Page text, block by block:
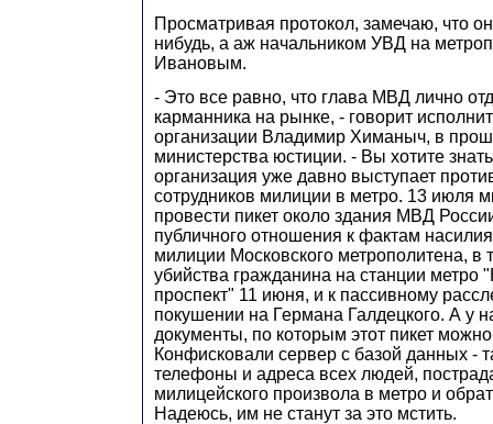
Просматривая протокол, замечаю, что
нибудь, а аж начальником УВД на
Ивановым.
- Это все равно, что глава МВД лично
карманника на рынке, - говорит
организации Владимир Химаныч, в
министерства юстиции. - Вы хотите
организация уже давно выступает
сотрудников милиции в метро. 13 июля
провести пикет около здания МВД
публичного отношения к фактам
милиции Московского метрополитена, в
убийства гражданина на станции метро
проспект" 11 июня, и к пассивному
покушении на Германа Галдецкого. А у
документы, по которым этот пикет
Конфисковали сервер с базой данных -
телефоны и адреса всех людей,
милицейского произвола в метро и
Надеюсь, им не станут за это мстить.